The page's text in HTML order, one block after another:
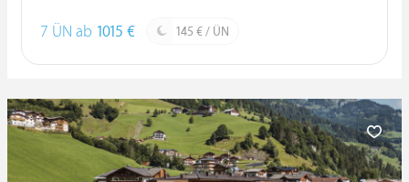
7 ÜN ab 1015 € 145 € / ÜN